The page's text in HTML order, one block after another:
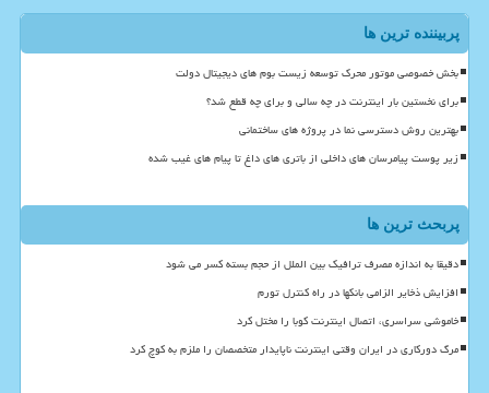
پربیننده ترین ها
بخش خصوصی موتور محرک توسعه زیست بوم های دیجیتال دولت
برای نخستین بار اینترنت در چه سالی و برای چه قطع شد؟
بهترین روش دسترسی نما در پروژه های ساختمانی
زیر پوست پیامرسان های داخلی از باتری های داغ تا پیام های غیب شده
پربحث ترین ها
دقیقا به اندازه مصرف ترافیک بین الملل از حجم بسته کسر می شود
افزایش ذخایر الزامی بانکها در راه کنترل تورم
خاموشی سراسری، اتصال اینترنت کوبا را مختل کرد
مرگ دورکاری در ایران وقتی اینترنت ناپایدار متخصصان را ملزم به کوچ کرد